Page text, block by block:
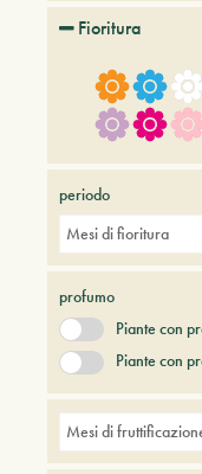
Fioritura
periodo
Mesi di fioritura
profumo
Piante con
Piante con
Mesi di